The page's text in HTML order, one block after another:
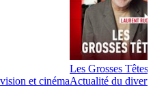
et cinéma
Les Grosses Têtes
Actualité du